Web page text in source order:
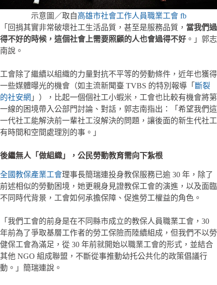
示意圖／取自高雄市社會工作人員職業工會 fb
「回捐其實非常破壞社工生活品質，甚至是服務品質， 當我們過
得不好的時候，這個社會上需要照顧的人也會過得不好 。」郭志
南說。
工會除了繼續以組織的力量對抗不平等的勞動條件，近年也獲得
一些媒體曝光的機會（如主流新聞臺 TVBS 的特別報導「 斷裂
的社安網 」），比起一個個社工小蝦米，工會也比較有機會將第
一線的困境帶入公部門討論、對話，郭志南指出：「希望我們這
一代社工能解決前一輩社工沒解決的問題，讓後面的新生代社工
有時間和空間處理別的事。」
後繼無人「做組織」，公民勞動教育需向下紮根
全國教保產業工會理事長簡瑞連投身教保服務已逾 30 年，除了
前述相似的勞動困境，她更親身見證教保工會的演進，以及面臨
不同時代背景，工會如何承擔保障、促進勞工權益的角色。
「我們工會的前身是在不同縣市成立的教保人員職業工會，30
年前為了爭取基層工作者的勞工保險而陸續組成，但我們不以勞
健保工會為滿足，從 30 年前就開始以職業工會的形式，並結合
其他 NGO 組成聯盟，不斷從事推動幼托公共化的政策倡議行
動。」簡瑞連說。